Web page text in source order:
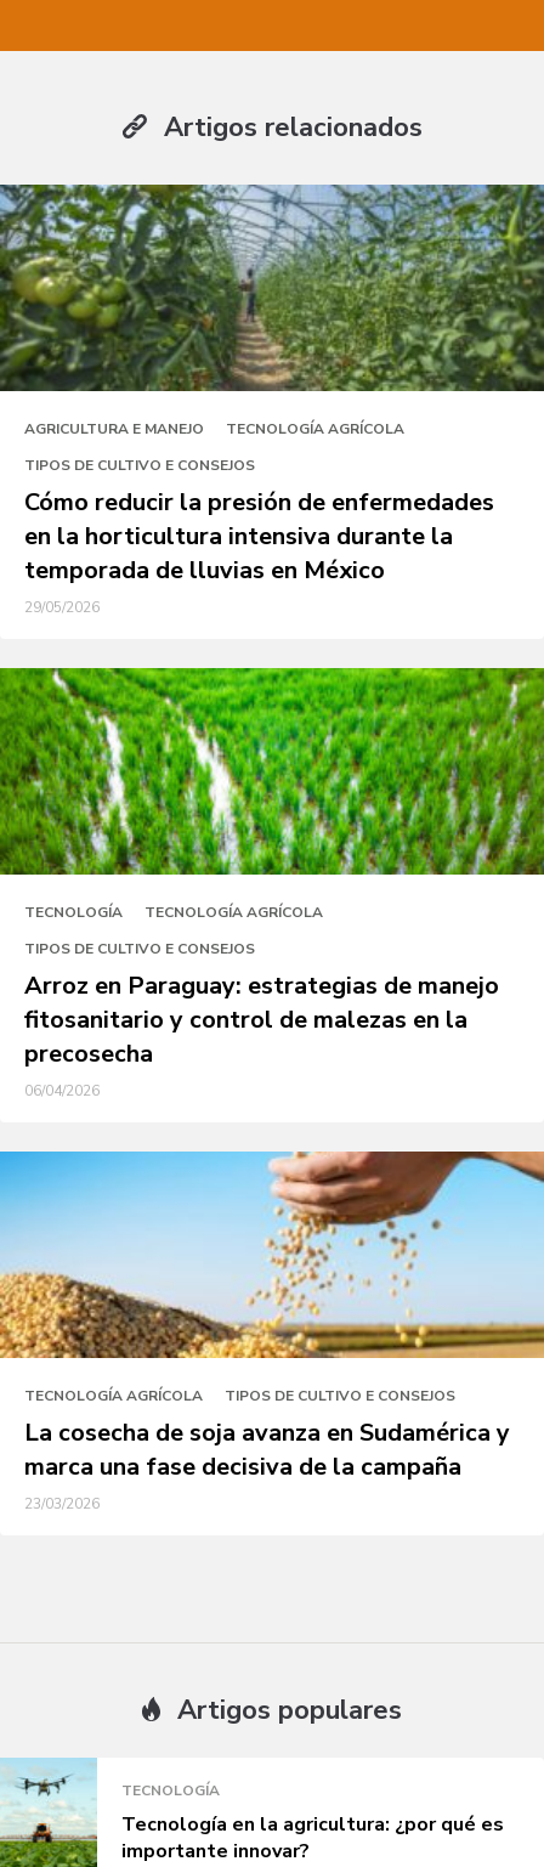
Artigos relacionados
AGRICULTURA E MANEJO
TECNOLOGÍA AGRÍCOLA
TIPOS DE CULTIVO E CONSEJOS
Cómo reducir la presión de enfermedades
en la horticultura intensiva durante la
temporada de lluvias en México
29/05/2026
TECNOLOGÍA
TECNOLOGÍA AGRÍCOLA
TIPOS DE CULTIVO E CONSEJOS
Arroz en Paraguay: estrategias de manejo
fitosanitario y control de malezas en la
precosecha
06/04/2026
TECNOLOGÍA AGRÍCOLA TIPOS DE CULTIVO E CONSEJOS
La cosecha de soja avanza en Sudamérica y
marca una fase decisiva de la campaña
23/03/2026
Artigos populares
TECNOLOGÍA
Tecnología en la agricultura: ¿por qué es
importante innovar?